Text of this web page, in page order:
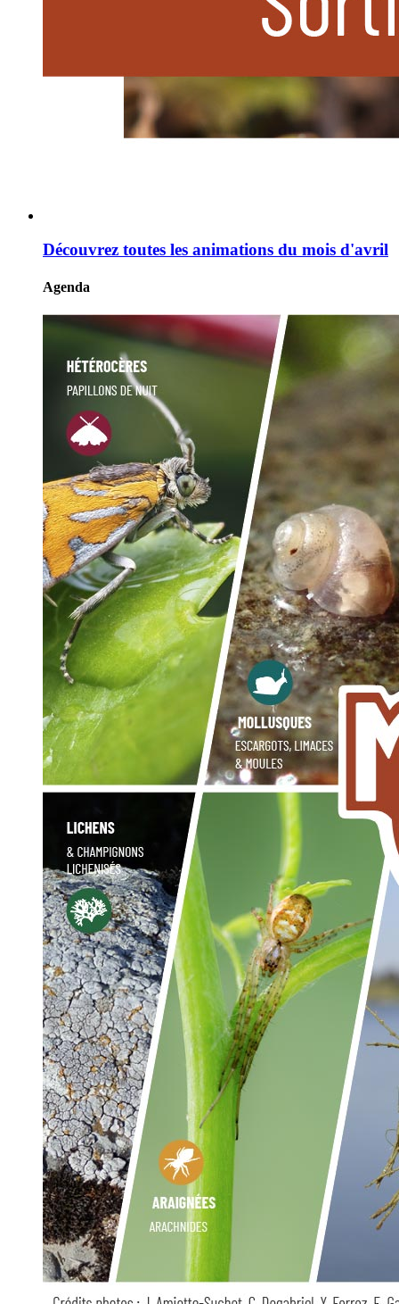
Découvrez toutes les animations du mois d'avril
Agenda